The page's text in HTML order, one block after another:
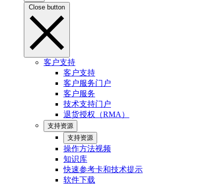
Close button
客户支持
客户支持
客户服务门户
客户服务
技术支持门户
退货授权（RMA）
支持资源
支持资源
操作方法视频
知识库
快速参考卡和技术提示
软件下载